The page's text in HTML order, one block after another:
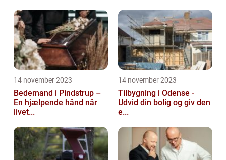
14 november 2023
Bedemand i Pindstrup –
En hjælpende hånd når
livet...
14 november 2023
Tilbygning i Odense -
Udvid din bolig og giv den
e...